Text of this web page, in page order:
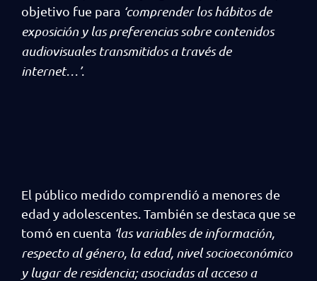
objetivo fue para ‘comprender los hábitos de
exposición y las preferencias sobre contenidos
audiovisuales transmitidos a través de
internet…’.
El público medido comprendió a menores de
edad y adolescentes. También se destaca que se
tomó en cuenta ‘las variables de información,
respecto al género, la edad, nivel socioeconómico
y lugar de residencia; asociadas al acceso a